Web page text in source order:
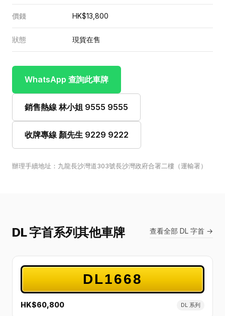
價錢 HK$13,800
狀態 現貨在售
WhatsApp 查詢此車牌
銷售熱線 林小姐 9555 9555
收牌專線 顏先生 9229 9222
辦理手續地址：九龍長沙灣道303號長沙灣政府合署二樓（運輸署）
DL 字首系列其他車牌 查看全部 DL 字首 →
DL1668
HK$60,800 DL 系列